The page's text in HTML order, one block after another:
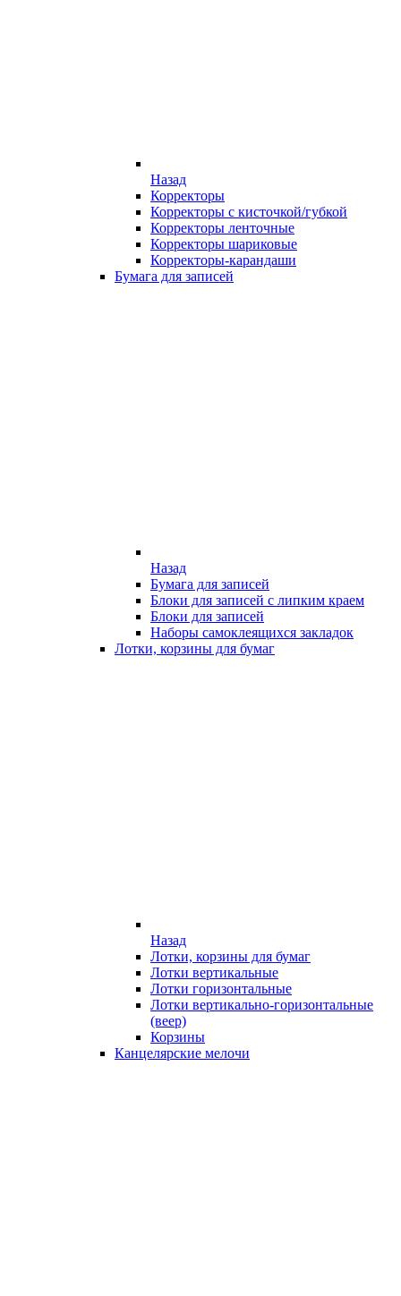
Назад
Корректоры
Корректоры с кисточкой/губкой
Корректоры ленточные
Корректоры шариковые
Корректоры-карандаши
Бумага для записей
Назад
Бумага для записей
Блоки для записей с липким краем
Блоки для записей
Наборы самоклеящихся закладок
Лотки, корзины для бумаг
Назад
Лотки, корзины для бумаг
Лотки вертикальные
Лотки горизонтальные
Лотки вертикально-горизонтальные
(веер)
Корзины
Канцелярские мелочи